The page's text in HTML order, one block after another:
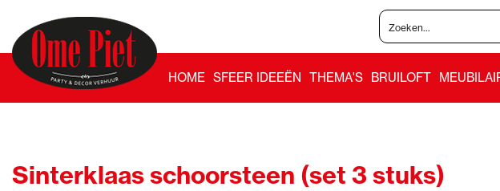
HOME SFEER IDEEËN THEMA'S BRUILOFT
Sinterklaas schoorsteen (set 3 stuks)